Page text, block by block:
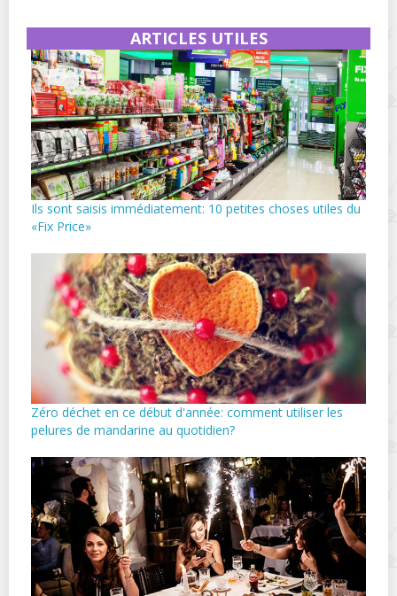
ARTICLES UTILES
Ils sont saisis immédiatement: 10 petites choses utiles du
«Fix Price»
Zéro déchet en ce début d'année: comment utiliser les
pelures de mandarine au quotidien?